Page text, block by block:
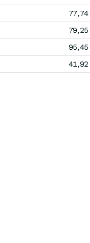
77,74
79,25
95,45
41,92